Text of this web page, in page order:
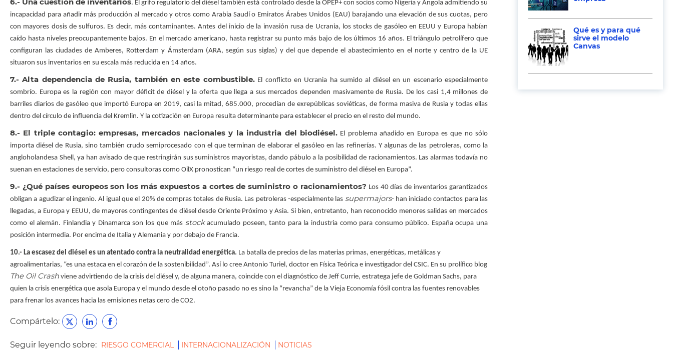
6.- Una cuestión de inventarios. El grifo regulatorio del diésel también está controlado desde la OPEP+ con socios como Nigeria y Angola admitiendo su
incapacidad para añadir más producción al mercado y otros como Arabia Saudí o Emiratos Árabes Unidos (EAU) barajando una elevación de sus cuotas, pero
con mayores dosis de sulfuros. Es decir, más contaminantes. Antes del inicio de la invasión rusa de Ucrania, los stocks de gasóleo en EEUU y Europa habían
caído hasta niveles preocupantemente bajos. En el mercado americano, hasta registrar su punto más bajo de los últimos 16 años. El triángulo petrolífero que
configuran las ciudades de Amberes, Rotterdam y Ámsterdam (ARA, según sus siglas) y del que depende el abastecimiento en el norte y centro de la UE
situaron sus inventarios en su escala más reducida en 14 años.
7.- Alta dependencia de Rusia, también en este combustible.El conflicto en Ucrania ha sumido al diésel en un escenario especialmente
sombrío. Europa es la región con mayor déficit de diésel y la oferta que llega a sus mercados dependen masivamente de Rusia. De los casi 1,4 millones de
barriles diarios de gasóleo que importó Europa en 2019, casi la mitad, 685.000, procedían de exrepúblicas soviéticas, de forma masiva de Rusia y todas ellas
dentro del círculo de influencia del Kremlin. Y la cotización en Europa resulta determinante para establecer el precio en el resto del mundo.
8.- El triple contagio: empresas, mercados nacionales y la industria del biodiésel.El problema añadido en Europa es que no sólo
importa diésel de Rusia, sino también crudo semiprocesado con el que terminan de elaborar el gasóleo en las refinerías. Y algunas de las petroleras, como la
angloholandesa Shell, ya han avisado de que restringirán sus suministros mayoristas, dando pábulo a la posibilidad de racionamientos. Las alarmas todavía no
suenan en estaciones de servicio, pero consultoras como OilX pronostican “un riesgo real de cortes de suministro del diésel en Europa”.
9.- ¿Qué países europeos son los más expuestos a cortes de suministro o racionamientos? Los 40 días de inventarios garantizados
obligan a agudizar el ingenio. Al igual que el 20% de compras totales de Rusia. Las petroleras -especialmente las supermajors- han iniciado contactos para las
llegadas, a Europa y EEUU, de mayores contingentes de diésel desde Oriente Próximo y Asia. Si bien, entretanto, han reconocido menores salidas en mercados
como el alemán. Finlandia y Dinamarca son los que más stockacumulado poseen, tanto para la industria como para consumo público. España ocupa una
posición intermedia. Por encima de Italia y Alemania y por debajo de Francia.
10.- La escasez del diésel es un atentado contra la neutralidad energética. La batalla de precios de las materias primas, energéticas, metálicas y
agroalimentarias, “es una estaca en el corazón de la sostenibilidad”. Así lo cree Antonio Turiel, doctor en Física Teórica e investigador del CSIC. En su prolífico blog
The Oil Crash viene advirtiendo de la crisis del diésel y, de alguna manera, coincide con el diagnóstico de Jeff Currie, estratega jefe de Goldman Sachs, para
quien la crisis energética que asola Europa y el mundo desde el otoño pasado no es sino la “revancha” de la Vieja Economía fósil contra las fuentes renovables
para frenar los avances hacia las emisiones netas cero de CO2.
Compártelo:
Seguir leyendo sobre: RIESGO COMERCIAL INTERNACIONALIZACIÓN NOTICIAS
Qué es y para qué
sirve el modelo
Canvas